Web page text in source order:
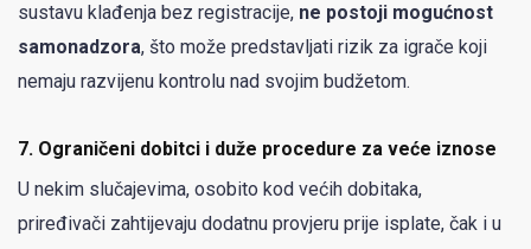
sustavu klađenja bez registracije, ne postoji mogućnost
samonadzora, što može predstavljati rizik za igrače koji
nemaju razvijenu kontrolu nad svojim budžetom.
7. Ograničeni dobitci i duže procedure za veće iznose
U nekim slučajevima, osobito kod većih dobitaka,
priređivači zahtijevaju dodatnu provjeru prije isplate, čak i u